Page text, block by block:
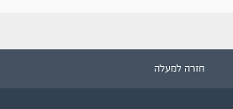
חזרה למעלה